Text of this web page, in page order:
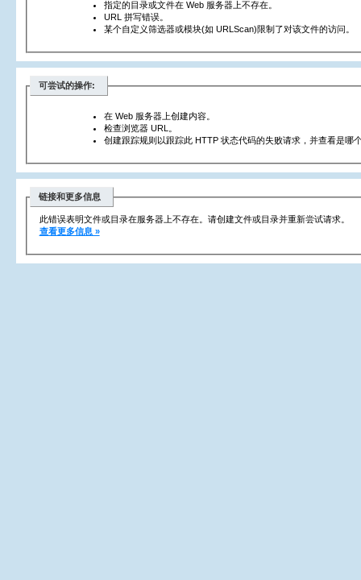
指定的目录或文件在 Web 服务器上不存在。
URL 拼写错误。
某个自定义筛选器或模块(如 URLScan)限制了对该文件的访问。
可尝试的操作:
在 Web 服务器上创建内容。
检查浏览器 URL。
创建跟踪规则以跟踪此 HTTP 状态代码的失败请求，并查看是哪
链接和更多信息
此错误表明文件或目录在服务器上不存在。请创建文件或目录并重新尝试请求。
查看更多信息 »